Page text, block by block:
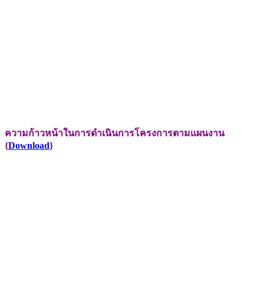
ความก้าวหน้าในการดำเนินการโครงการตามแผนงาน
{Download}